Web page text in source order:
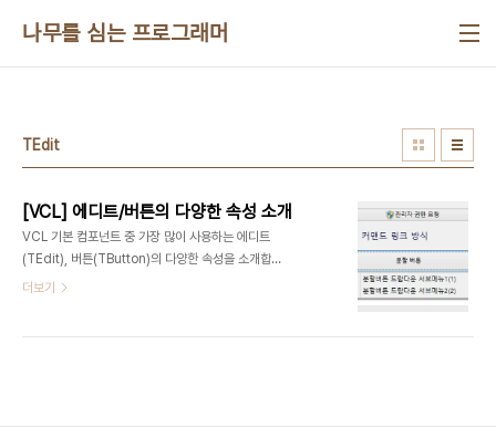
나무를 심는 프로그래머
TEdit
[VCL] 에디트/버튼의 다양한 속성 소개
VCL 기본 컴포넌트 중 가장 많이 사용하는 에디트
(TEdit), 버튼(TButton)의 다양한 속성을 소개합
니다. 대부분 아는 속성일테지만 항상 사용하는 기본
더보기